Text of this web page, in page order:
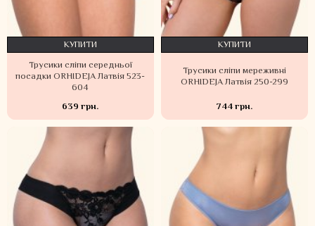
Трусики сліпи середньої
посадки ORHIDEJA Латвія 523-
604
639 грн.
КУПИТИ
Трусики сліпи мереживні
ORHIDEJA Латвія 250-299
744 грн.
КУПИТИ